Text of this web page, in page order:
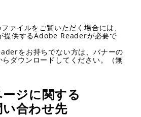
ァイルをご覧いただく場合には、
提供するAdobe Readerが必要で
をお持ちでない方は、バナーの
らダウンロードしてください。（無
ジに関する
合わせ先